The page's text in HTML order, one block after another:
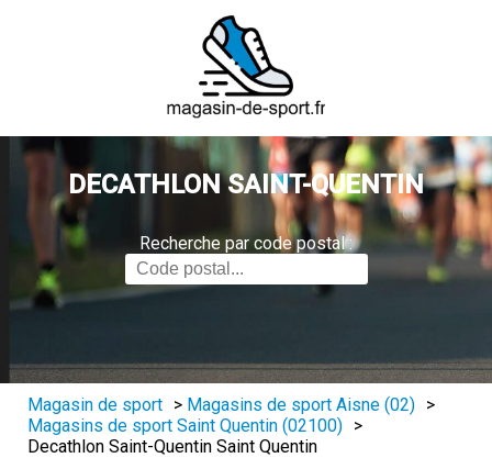
DECATHLON SAINT-QUENTIN
Recherche par code postal :
Magasin de sport > Magasins de sport Aisne (02) >
Magasins de sport Saint Quentin (02100) >
Decathlon Saint-Quentin Saint Quentin